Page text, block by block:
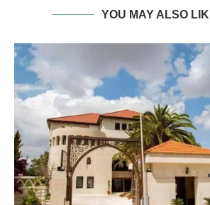
YOU MAY ALSO